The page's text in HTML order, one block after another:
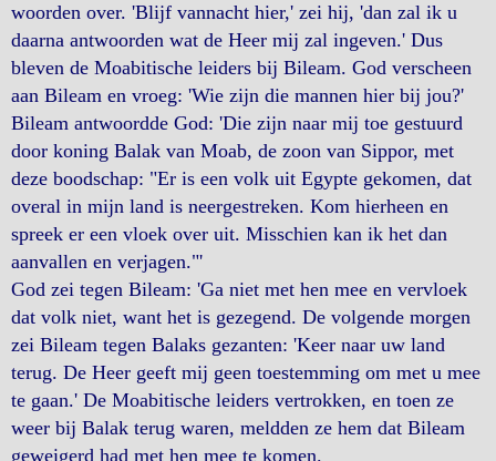
woorden over. 'Blijf vannacht hier,' zei hij, 'dan zal ik u
daarna antwoorden wat de Heer mij zal ingeven.' Dus
bleven de Moabitische leiders bij Bileam. God verscheen
aan Bileam en vroeg: 'Wie zijn die mannen hier bij jou?'
Bileam antwoordde God: 'Die zijn naar mij toe gestuurd
door koning Balak van Moab, de zoon van Sippor, met
deze boodschap: "Er is een volk uit Egypte gekomen, dat
overal in mijn land is neergestreken. Kom hierheen en
spreek er een vloek over uit. Misschien kan ik het dan
aanvallen en verjagen."'
God zei tegen Bileam: 'Ga niet met hen mee en vervloek
dat volk niet, want het is gezegend. De volgende morgen
zei Bileam tegen Balaks gezanten: 'Keer naar uw land
terug. De Heer geeft mij geen toestemming om met u mee
te gaan.' De Moabitische leiders vertrokken, en toen ze
weer bij Balak terug waren, meldden ze hem dat Bileam
geweigerd had met hen mee te komen.